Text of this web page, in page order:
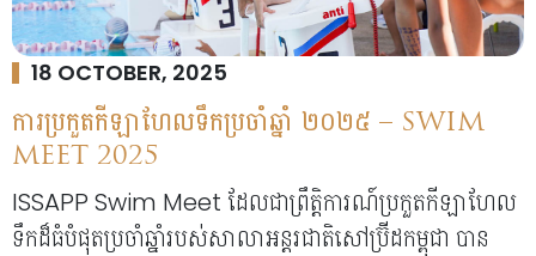
18 OCTOBER, 2025
ការប្រកួតកីឡាហែលទឹកប្រចាំឆ្នាំ ២០២៥ – SWIM
MEET 2025
ISSAPP Swim Meet ដែលជាព្រឹត្តិការណ៍ប្រកួតកីឡាហែល
ទឹកដ៏ធំបំផុតប្រចាំឆ្នាំរបស់សាលាអន្តរជាតិសៅប្រ៊ីដកម្ពុជា បាន